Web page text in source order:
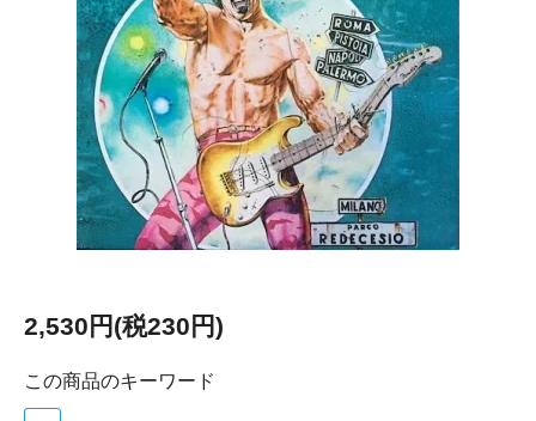
2,530円(税230円)
この商品のキーワード